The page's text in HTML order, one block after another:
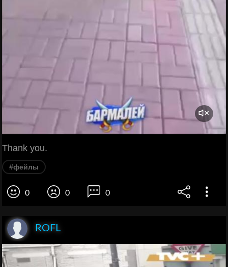
Thank you.
#фейлы
0 0 0
ROFL